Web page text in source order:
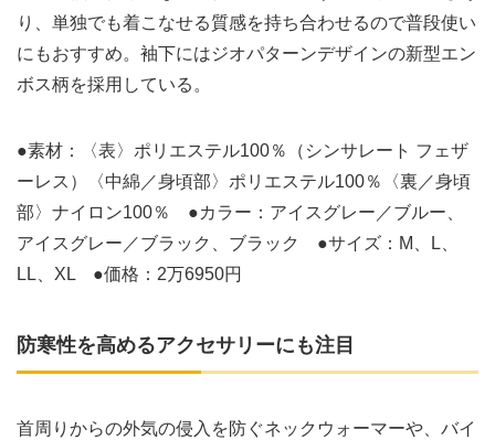
り、単独でも着こなせる質感を持ち合わせるので普段使い
にもおすすめ。袖下にはジオパターンデザインの新型エン
ボス柄を採用している。
●素材：〈表〉ポリエステル100％（シンサレート フェザ
ーレス）〈中綿／身頃部〉ポリエステル100％〈裏／身頃
部〉ナイロン100％ ●カラー：アイスグレー／ブルー、
アイスグレー／ブラック、ブラック ●サイズ：M、L、
LL、XL ●価格：2万6950円
防寒性を高めるアクセサリーにも注目
首周りからの外気の侵入を防ぐネックウォーマーや、バイ